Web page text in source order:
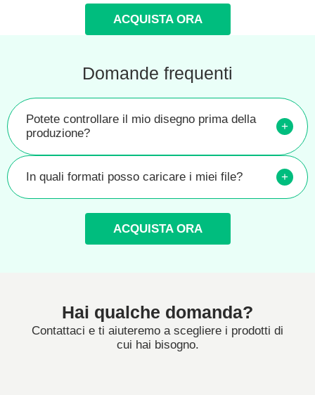
ACQUISTA ORA
Domande frequenti
Potete controllare il mio disegno prima della
produzione?
+
In quali formati posso caricare i miei file? +
ACQUISTA ORA
Hai qualche domanda?
Contattaci e ti aiuteremo a scegliere i prodotti di
cui hai bisogno.